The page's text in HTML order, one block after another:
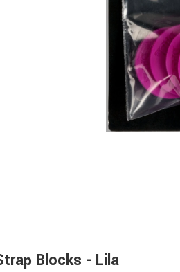
Blocks - Lila